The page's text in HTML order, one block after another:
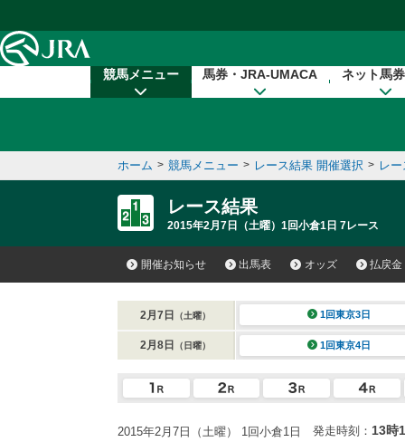
競馬メニュー 馬券・JRA-UMACA ネット馬
ホーム > 競馬メニュー > レース結果 開催選択 > レ
レース結果
2015年2月7日（土曜）1回小倉1日 7レース
開催お知らせ 出馬表 オッズ 払戻金
2月7日 （土曜） 1回東京3日
2月8日 （日曜） 1回東京4日
2015年2月7日（土曜） 1回小倉1日 発走時刻： 13時